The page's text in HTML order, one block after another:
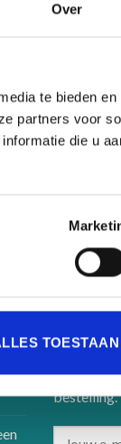
Over
te bieden en
partners voor
die u
TOESTAAN
SCHRIJF
Schrijf je
en
bestelling.